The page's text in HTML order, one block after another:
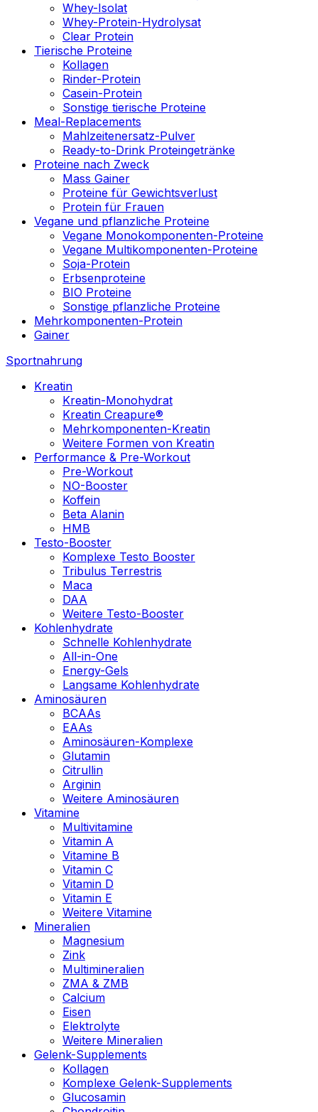
Whey-Isolat
Whey-Protein-Hydrolysat
Clear Protein
Tierische Proteine
Kollagen
Rinder-Protein
Casein-Protein
Sonstige tierische Proteine
Meal-Replacements
Mahlzeitenersatz-Pulver
Ready-to-Drink Proteingetränke
Proteine nach Zweck
Mass Gainer
Proteine für Gewichtsverlust
Protein für Frauen
Vegane und pflanzliche Proteine
Vegane Monokomponenten-Proteine
Vegane Multikomponenten-Proteine
Soja-Protein
Erbsenproteine
BIO Proteine
Sonstige pflanzliche Proteine
Mehrkomponenten-Protein
Gainer
Sportnahrung
Kreatin
Kreatin-Monohydrat
Kreatin Creapure®
Mehrkomponenten-Kreatin
Weitere Formen von Kreatin
Performance & Pre-Workout
Pre-Workout
NO-Booster
Koffein
Beta Alanin
HMB
Testo-Booster
Komplexe Testo Booster
Tribulus Terrestris
Maca
DAA
Weitere Testo-Booster
Kohlenhydrate
Schnelle Kohlenhydrate
All-in-One
Energy-Gels
Langsame Kohlenhydrate
Aminosäuren
BCAAs
EAAs
Aminosäuren-Komplexe
Glutamin
Citrullin
Arginin
Weitere Aminosäuren
Vitamine
Multivitamine
Vitamin A
Vitamine B
Vitamin C
Vitamin D
Vitamin E
Weitere Vitamine
Mineralien
Magnesium
Zink
Multimineralien
ZMA & ZMB
Calcium
Eisen
Elektrolyte
Weitere Mineralien
Gelenk-Supplements
Kollagen
Komplexe Gelenk-Supplements
Glucosamin